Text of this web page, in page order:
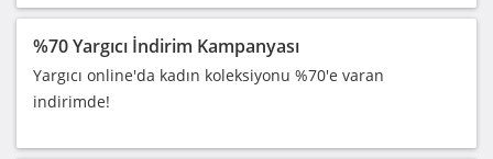
%70 Yargıcı İndirim Kampanyası
Yargıcı online'da kadın koleksiyonu %70'e varan
indirimde!